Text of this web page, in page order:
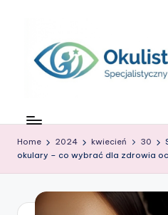
content
z
k
o
Home 2024 kwiecień 30
okulary – co wybrać dla zdrowia